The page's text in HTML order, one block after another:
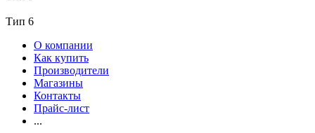
Тип 6
О компании
Как купить
Производители
Магазины
Контакты
Прайс-лист
...